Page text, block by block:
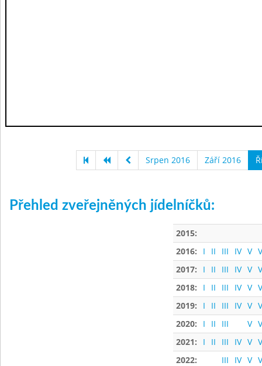
Srpen 2016 Září 2016
Přehled zveřejněných jídelníčků:
2015:
2016:
I II III IV V
2017:
I II III IV V
2018:
I II III IV V
2019:
I II III IV V
2020:
I II III V
2021:
I II III IV V
2022:
III IV V